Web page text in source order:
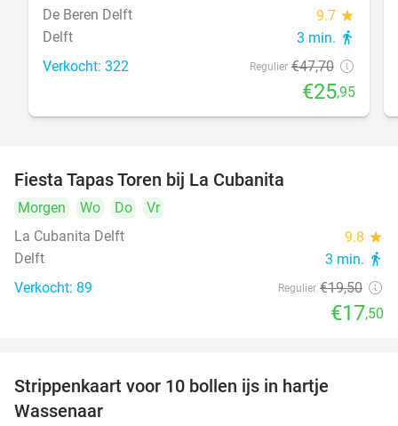
De Beren Delft
9.7 star
Delft 3 min. directions_walk
Verkocht: 322 Regulier €47,70
€25,95
Fiesta Tapas Toren bij La Cubanita
Morgen Wo Do
Vr
La Cubanita Delft
9.8 star
Delft 3 min. directions_walk
Verkocht: 89 Regulier €19,50
€17,50
Strippenkaart voor 10 bollen ijs in hartje
Wassenaar